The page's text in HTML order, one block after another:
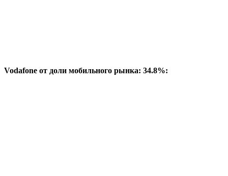
Vodafone от доли мобильного рынка: 34.8%: